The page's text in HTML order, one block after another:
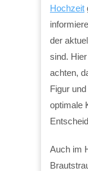
Hochzeit
der
sind.
achten,
Figur
optimale
Auch im